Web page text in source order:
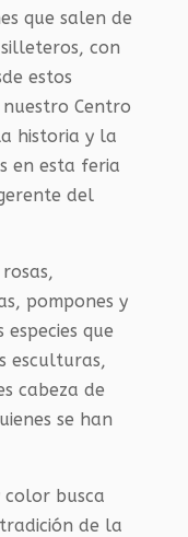
que salen de
con
estos
Centro
historia y la
en esta feria
del
pompones y
que
esculturas,
cabeza de
se han
color busca
de la